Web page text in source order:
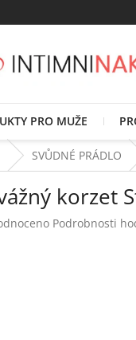
PRO MUŽE
SVŮDNÉ PRÁDLO
korzet
Podrobnosti